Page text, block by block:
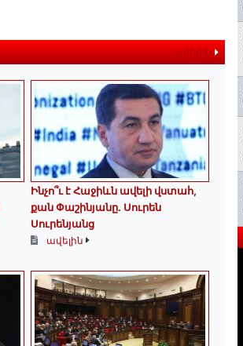
ավելին
Ինչո՞ւ է Հաջիևն ավելի վստահ,
քան Փաշինյանը․ Սուրեն
Սուրենյանց
ավելին